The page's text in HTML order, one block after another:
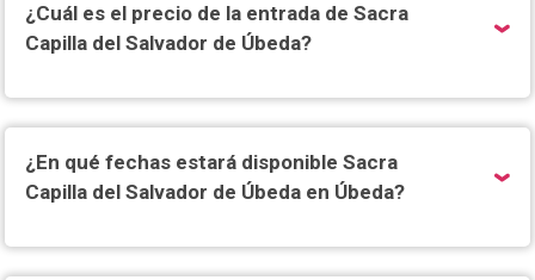
¿Cuál es el precio de la entrada de Sacra
Capilla del Salvador de Úbeda?
¿En qué fechas estará disponible Sacra
Capilla del Salvador de Úbeda en Úbeda?